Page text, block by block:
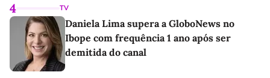
4 TV
Daniela Lima supera a GloboNews no
Ibope com frequência 1 ano após ser
demitida do canal